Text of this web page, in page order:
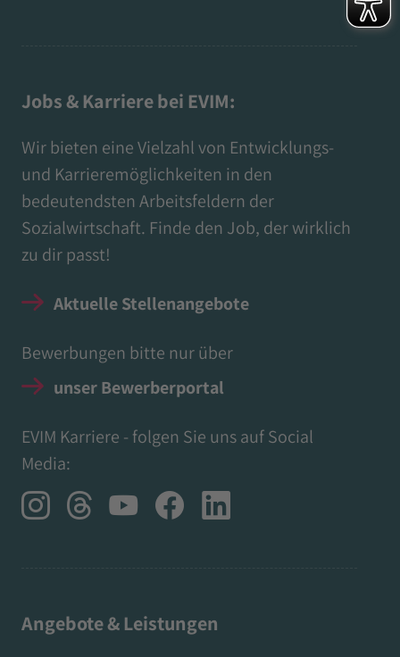
Jobs & Karriere bei EVIM:
Wir bieten eine Vielzahl von Entwicklungs-
und Karrieremöglichkeiten in den
bedeutendsten Arbeitsfeldern der
Sozialwirtschaft. Finde den Job, der wirklich
zu dir passt!
Aktuelle Stellenangebote
Bewerbungen bitte nur über
unser Bewerberportal
EVIM Karriere - folgen Sie uns auf Social
Media:
Angebote & Leistungen